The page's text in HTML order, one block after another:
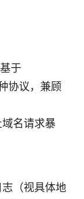
于
协议，兼顾
名请求暴
（视具体地